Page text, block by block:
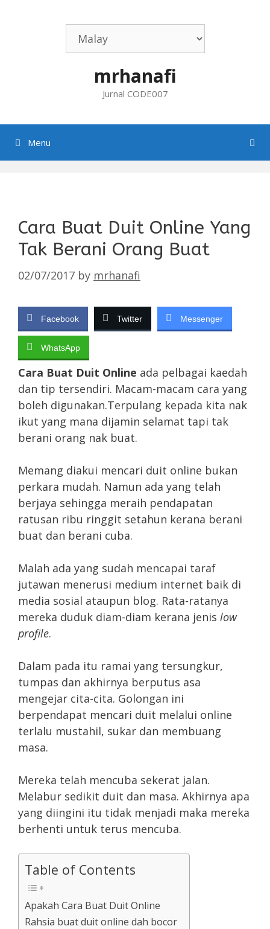
mrhanafi
Jurnal CODE007
Menu
Cara Buat Duit Online Yang
Tak Berani Orang Buat
02/07/2017 by mrhanafi
Facebook Twitter Messenger
WhatsApp
Cara Buat Duit Online ada pelbagai kaedah
dan tip tersendiri. Macam-macam cara yang
boleh digunakan.Terpulang kepada kita nak
ikut yang mana dijamin selamat tapi tak
berani orang nak buat.
Memang diakui mencari duit online bukan
perkara mudah. Namun ada yang telah
berjaya sehingga meraih pendapatan
ratusan ribu ringgit setahun kerana berani
buat dan berani cuba.
Malah ada yang sudah mencapai taraf
jutawan menerusi medium internet baik di
media sosial ataupun blog. Rata-ratanya
mereka duduk diam-diam kerana jenis low
profile.
Dalam pada itu ramai yang tersungkur,
tumpas dan akhirnya berputus asa
mengejar cita-cita. Golongan ini
berpendapat mencari duit melalui online
terlalu mustahil, sukar dan membuang
masa.
Mereka telah mencuba sekerat jalan.
Melabur sedikit duit dan masa. Akhirnya apa
yang diingini itu tidak menjadi maka mereka
berhenti untuk terus mencuba.
Table of Contents
Apakah Cara Buat Duit Online
Rahsia buat duit online dah bocor